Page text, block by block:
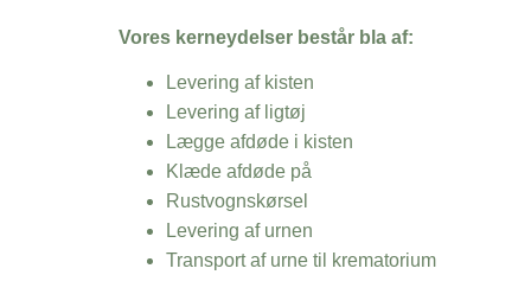
Vores kerneydelser består bla af:
Levering af kisten
Levering af ligtøj
Lægge afdøde i kisten
Klæde afdøde på
Rustvognskørsel
Levering af urnen
Transport af urne til krematorium